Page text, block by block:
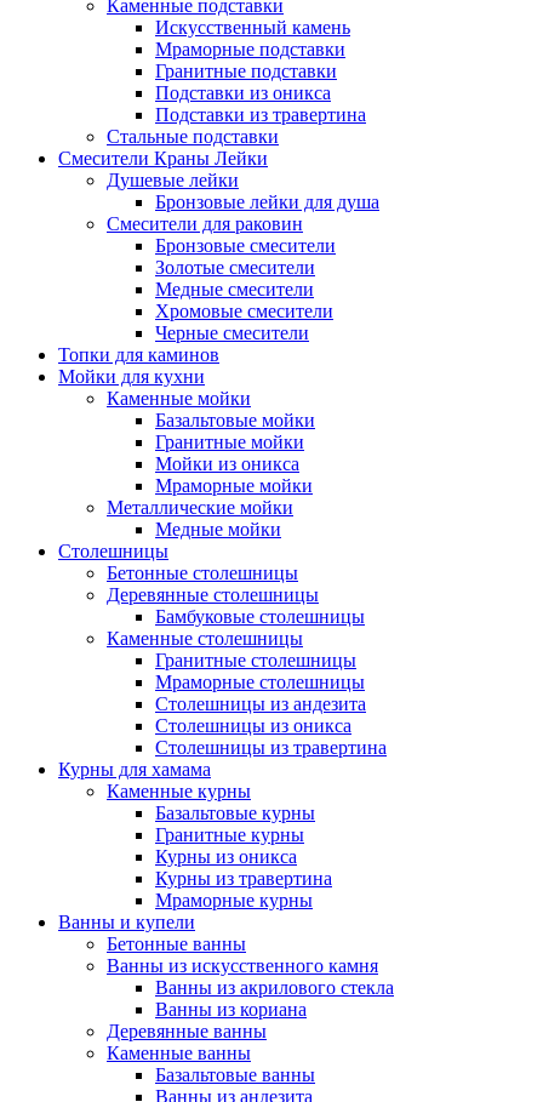
Каменные подставки
Искусственный камень
Мраморные подставки
Гранитные подставки
Подставки из оникса
Подставки из травертина
Стальные подставки
Смесители Краны Лейки
Душевые лейки
Бронзовые лейки для душа
Смесители для раковин
Бронзовые смесители
Золотые смесители
Медные смесители
Хромовые смесители
Черные смесители
Топки для каминов
Мойки для кухни
Каменные мойки
Базальтовые мойки
Гранитные мойки
Мойки из оникса
Мраморные мойки
Металлические мойки
Медные мойки
Столешницы
Бетонные столешницы
Деревянные столешницы
Бамбуковые столешницы
Каменные столешницы
Гранитные столешницы
Мраморные столешницы
Столешницы из андезита
Столешницы из оникса
Столешницы из травертина
Курны для хамама
Каменные курны
Базальтовые курны
Гранитные курны
Курны из оникса
Курны из травертина
Мраморные курны
Ванны и купели
Бетонные ванны
Ванны из искусственного камня
Ванны из акрилового стекла
Ванны из кориана
Деревянные ванны
Каменные ванны
Базальтовые ванны
Ванны из андезита